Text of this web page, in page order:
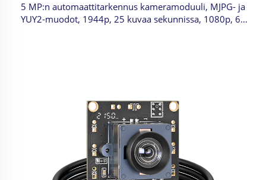
5 MP:n automaattitarkennus kameramoduuli, MJPG- ja
YUY2-muodot, 1944p, 25 kuvaa sekunnissa, 1080p, 60